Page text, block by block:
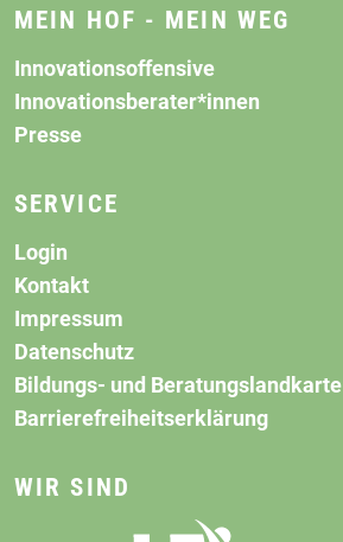
MEIN HOF - MEIN WEG
Innovationsoffensive
Innovationsberater*innen
Presse
SERVICE
Login
Kontakt
Impressum
Datenschutz
Bildungs- und Beratungslandkarte
Barrierefreiheitserklärung
WIR SIND